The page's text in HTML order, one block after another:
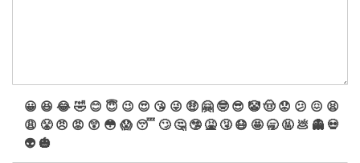
😀 😆 😂🤣 😊 😇 😉 😍 😘 😜 🤑 🤗 🤓 😎 🤡🤠 😟 😕 😖 😫
😩 😤 😠 😡 😲 😳 😱 😴 🙄 🤔 🤥 🤮 🤧 😷 🤩 🥱 🤬 💩 👻 💀
👽 🎃